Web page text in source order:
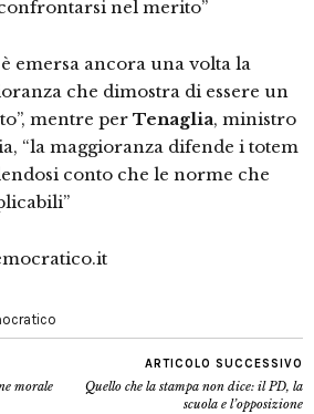
nel merito”
è emersa ancora una volta la
che dimostra di essere un
mentre per Tenaglia, ministro
“la maggioranza difende i totem
conto che le norme che
morale
ARTICOLO SUCCESSIVO
Quello che la stampa non dice: il PD, la
scuola e l’opposizione